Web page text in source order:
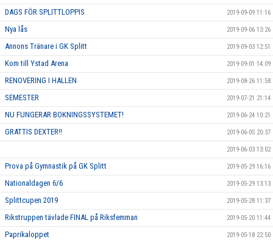
DAGS FÖR SPLITTLOPPIS 2019-09-09 11:16
Nya lås 2019-09-06 13:26
Annons Tränare i GK Splitt 2019-09-03 12:51
Kom till Ystad Arena 2019-09-01 14:09
RENOVERING I HALLEN 2019-08-26 11:58
SEMESTER 2019-07-21 21:14
NU FUNGERAR BOKNINGSSYSTEMET! 2019-06-24 10:21
GRATTIS DEXTER!! 2019-06-05 20:37
2019-06-03 13:02
Prova på Gymnastik på GK Splitt 2019-05-29 16:16
Nationaldagen 6/6 2019-05-29 13:13
Splittcupen 2019 2019-05-28 11:37
Rikstruppen tävlade FINAL på Riksfemman 2019-05-20 11:44
Paprikaloppet 2019-05-18 22:50